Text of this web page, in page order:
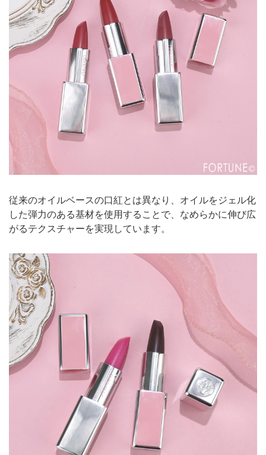
従来のオイルベースの口紅とは異なり、オイルをジェル化
した弾力のある基材を使用することで、なめらかに伸び広
がるテクスチャーを実現しています。